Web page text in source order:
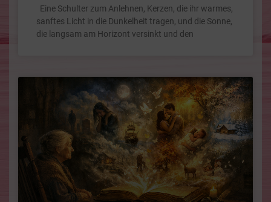
Eine Schulter zum Anlehnen, Kerzen, die ihr warmes,
sanftes Licht in die Dunkelheit tragen, und die Sonne,
die langsam am Horizont versinkt und den